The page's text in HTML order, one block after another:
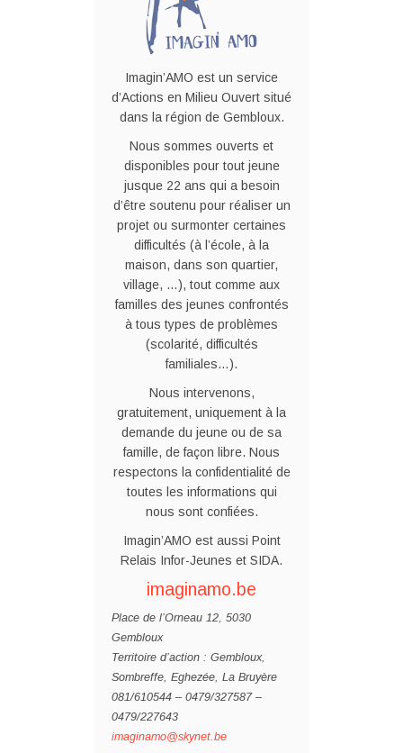
Imagin’AMO est un service
d’Actions en Milieu Ouvert situé
dans la région de Gembloux.
Nous sommes ouverts et
disponibles pour tout jeune
jusque 22 ans qui a besoin
d’être soutenu pour réaliser un
projet ou surmonter certaines
difficultés (à l’école, à la
maison, dans son quartier,
village, …), tout comme aux
familles des jeunes confrontés
à tous types de problèmes
(scolarité, difficultés
familiales…).
Nous intervenons,
gratuitement, uniquement à la
demande du jeune ou de sa
famille, de façon libre. Nous
respectons la confidentialité de
toutes les informations qui
nous sont confiées.
Imagin’AMO est aussi Point
Relais Infor-Jeunes et SIDA.
imaginamo.be
Place de l’Orneau 12, 5030
Gembloux
Territoire d’action : Gembloux,
Sombreffe, Eghezée, La Bruyère
081/610544 – 0479/327587 –
0479/227643
imaginamo@skynet.be